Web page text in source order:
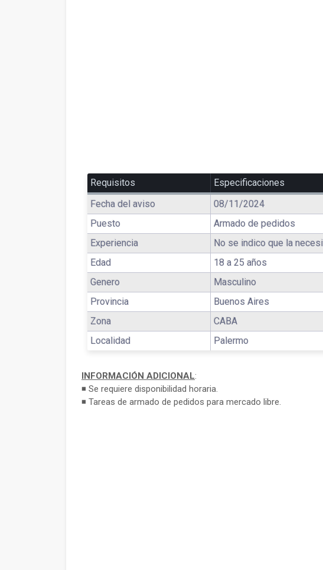
Requisitos
Especificaciones
Fecha del aviso
08/11/2024
Puesto
Armado de pedidos
Experiencia
No se indico que la
Edad
18 a 25 años
Genero
Masculino
Provincia
Buenos Aires
Zona
CABA
Localidad
Palermo
INFORMACIÓN ADICIONAL:
◾ Se requiere disponibilidad horaria.
◾ Tareas de armado de pedidos para mercado libre.